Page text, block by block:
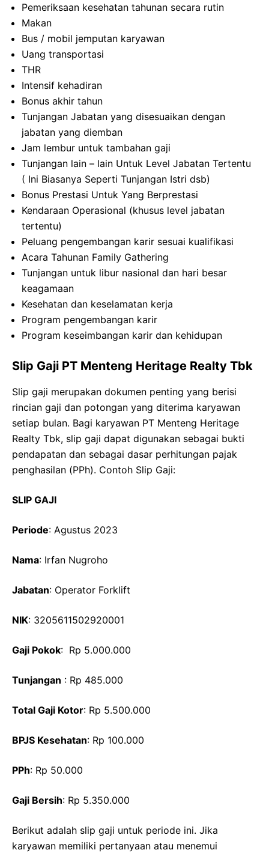
Pemeriksaan kesehatan tahunan secara rutin
Makan
Bus / mobil jemputan karyawan
Uang transportasi
THR
Intensif kehadiran
Bonus akhir tahun
Tunjangan Jabatan yang disesuaikan dengan
jabatan yang diemban
Jam lembur untuk tambahan gaji
Tunjangan lain – lain Untuk Level Jabatan Tertentu
( Ini Biasanya Seperti Tunjangan Istri dsb)
Bonus Prestasi Untuk Yang Berprestasi
Kendaraan Operasional (khusus level jabatan
tertentu)
Peluang pengembangan karir sesuai kualifikasi
Acara Tahunan Family Gathering
Tunjangan untuk libur nasional dan hari besar
keagamaan
Kesehatan dan keselamatan kerja
Program pengembangan karir
Program keseimbangan karir dan kehidupan
Slip Gaji PT Menteng Heritage Realty Tbk
Slip gaji merupakan dokumen penting yang berisi
rincian gaji dan potongan yang diterima karyawan
setiap bulan. Bagi karyawan PT Menteng Heritage
Realty Tbk, slip gaji dapat digunakan sebagai bukti
pendapatan dan sebagai dasar perhitungan pajak
penghasilan (PPh). Contoh Slip Gaji:
SLIP GAJI
Periode: Agustus 2023
Nama: Irfan Nugroho
Jabatan: Operator Forklift
NIK: 3205611502920001
Gaji Pokok: Rp 5.000.000
Tunjangan : Rp 485.000
Total Gaji Kotor: Rp 5.500.000
BPJS Kesehatan: Rp 100.000
PPh: Rp 50.000
Gaji Bersih: Rp 5.350.000
Berikut adalah slip gaji untuk periode ini. Jika
karyawan memiliki pertanyaan atau menemui